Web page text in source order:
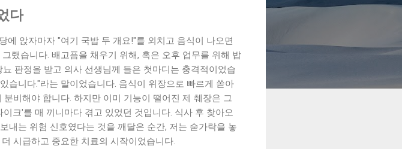
다
에 앉자마자 "여기 국밥 두 개요!"를 외치고 음식이 나오면
랬습니다. 배고픔을 채우기 위해, 혹은 오후 업무를 위해 밥
판정을 받고 의사 선생님께 들은 첫마디는 충격적이었습
습니다."라는 말이었습니다. 음식이 위장으로 빠르게 쏟아
비해야 합니다. 하지만 이미 기능이 떨어진 제 췌장은 그
크'를 매 끼니마다 겪고 있었던 것입니다. 식사 후 찾아오
내는 위험 신호였다는 것을 깨달은 순간, 저는 숟가락을 놓
시급하고 중요한 치료의 시작이었습니다.